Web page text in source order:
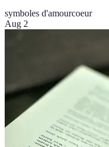
symboles d'amourcoeur
Aug 2